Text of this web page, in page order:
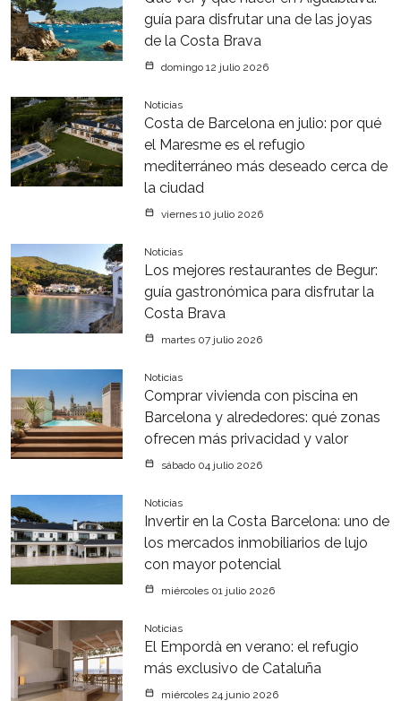
guía para disfrutar una de las joyas
de la Costa Brava
domingo 12 julio 2026
Noticias
Costa de Barcelona en julio: por qué
el Maresme es el refugio
mediterráneo más deseado cerca de
la ciudad
viernes 10 julio 2026
Noticias
Los mejores restaurantes de Begur:
guía gastronómica para disfrutar la
Costa Brava
martes 07 julio 2026
Noticias
Comprar vivienda con piscina en
Barcelona y alrededores: qué zonas
ofrecen más privacidad y valor
sábado 04 julio 2026
Noticias
Invertir en la Costa Barcelona: uno de
los mercados inmobiliarios de lujo
con mayor potencial
miércoles 01 julio 2026
Noticias
El Empordà en verano: el refugio
más exclusivo de Cataluña
miércoles 24 junio 2026